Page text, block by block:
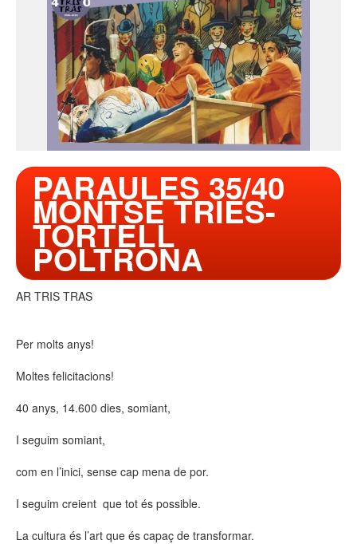
NOTÍCIAS
ESPECTÁCULOS
COMPAÑIA
TALLER
CONTACTO
PARAULES 35/40
MONTSE TRIES-
TORTELL
POLTRONA
AR TRIS TRAS
Per molts anys!
Moltes felicitacions!
40 anys, 14.600 dies, somiant,
I seguim somiant,
com en l’inici, sense cap mena de por.
I seguim creient que tot és possible.
La cultura és l’art que és capaç de transformar.